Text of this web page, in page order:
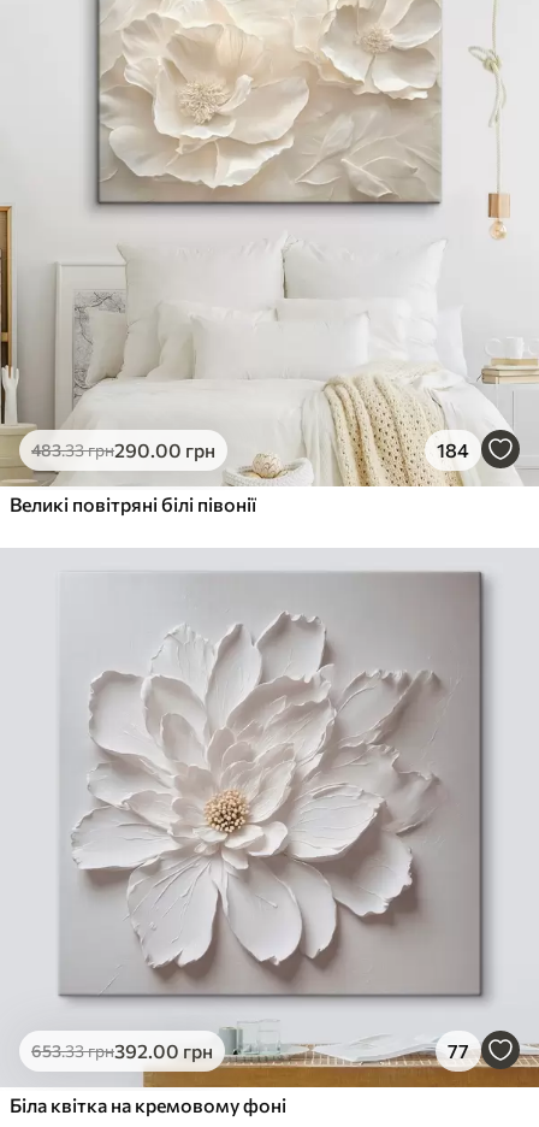
Екологічний матеріал
483.33грн290.00 грн 184
Великі повітряні білі півонії
653.33грн392.00 грн 77
Біла квітка на кремовому фоні